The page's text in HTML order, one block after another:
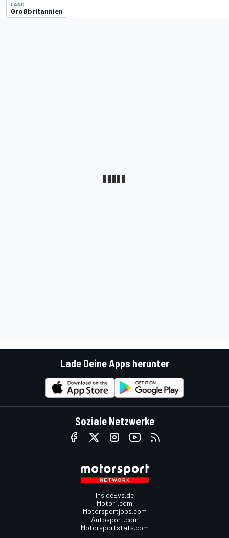
LAND
Großbritannien
Lade Deine Apps herunter
Soziale Netzwerke
InsideEvs.de
Motor1.com
Motorsportjobs.com
Autosport.com
Motorsportstats.com